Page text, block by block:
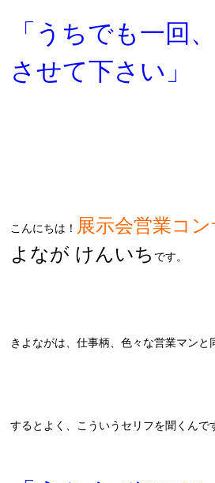
「うちでも一回
させて下さい」
こんにちは！ 展示会営業コ
よなが けんいち です。
きよながは、仕事柄、色々な営業マンと
するとよく、こういうセリフを聞くんで